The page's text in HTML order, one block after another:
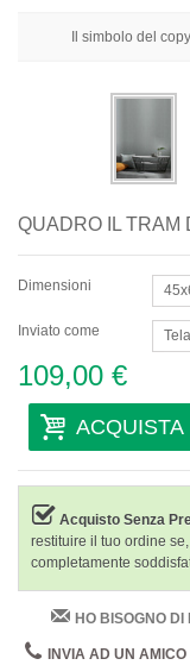
Il simbolo del
QUADRO IL TRAM
Dimensioni
Inviato come
109,00 €
ACQUISTA
Acquisto Senza
restituire il tuo ordine
completamente
HO BISOGNO DI
INVIA AD UN